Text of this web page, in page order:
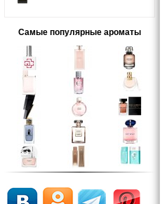
Самые популярные ароматы